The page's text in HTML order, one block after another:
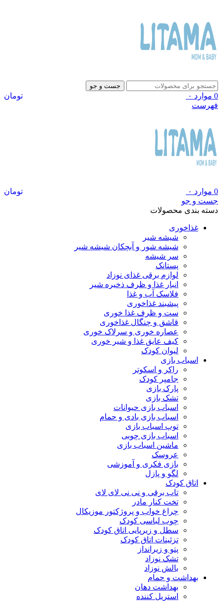
جست و جو
0 موارد ۰
تومان
فهرست
0 موارد ۰
تومان
جست و جو
دسته بندی محصولات
غذاخوری
شیشه شیر
شیشه ‌شور و آبچکان شیشه‌ شیر
سر شیشه
پستانک
لوازم برقی غذای نوزاد
انبار غذا و ظرف ذخیره شیر
فلاسک آب و غذا
پیشبند غذاخوری
ست و ظرف غذا خوری
قاشق و چنگال غذاخوری
عصاره خوری و سرلاک خوری
کیف عایق غذا و شیر خوری
لیوان کودک
اسباب بازی
راکر و اسکوتر
جامپر کودک
پارک بازی
تشک بازی
اسباب بازی حیوانات
اسباب بازی بادی و حمام
توپ اسباب بازی
اسباب بازی چوبی
ماشین اسباب بازی
عروسک
بازی فکری و آموزشی
لگو و پازل
اتاق کودک
تاب برقی و نی نی لای لای
تخت کنار مادر
چراغ خواب و پروژکتور موزیکال
چوب لباسی کودک
سطل و زیرپایی اتاق کودک
تزئینات اتاق کودک
پتو و زیرانداز
تشک نوزاد
بالش نوزاد
بهداشت و حمام
بهداشت دهان
استریل کننده